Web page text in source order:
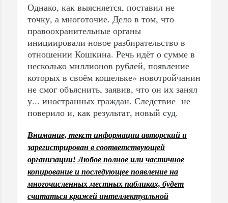
Однако, как выясняется, поставил не
точку, а многоточие. Дело в том, что
правоохранительные органы
инициировали новое разбирательство в
отношении Кошкина. Речь идёт о сумме в
несколько миллионов рублей, появление
которых в своём кошельке» новотройчанин
не смог объяснить, заявив, что он их занял
у... иностранных граждан. Следствие не
поверило и, как результат, новый суд.
Внимание, текст информации авторский и
зарегистрирован в соответствующей
организации! Любое полное или частичное
копирование и последующее появление на
многочисленных местных пабликах, будет
считаться кражей интеллектуальной